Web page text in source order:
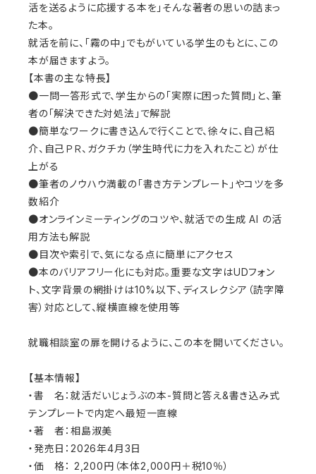
活を送るように応援する本を」そんな著者の思いの詰まっ
た本。
就活を前に、「霧の中」でもがいている学生のもとに、この
本が届きますよう。
【本書の主な特長】
●一問一答形式で、学生からの「実際に困った質問」と、筆
者の「解決できた対処法」で解説
●簡単なワークに書き込んで行くことで、徐々に、自己紹
介、自己ＰＲ、ガクチカ（学生時代に力を入れたこと）が仕
上がる
●筆者のノウハウ満載の「書き方テンプレート」やコツを多
数紹介
●オンラインミーティングのコツや、就活での生成 AI の活
用方法も解説
●目次や索引で、気になる点に簡単にアクセス
●本のバリアフリー化にも対応。重要な文字はUDフォン
ト、文字背景の網掛けは10%以下、ディスレクシア（読字障
害）対応として、縦横直線を使用等
就職相談室の扉を開けるように、この本を開いてください。
【基本情報】
・書 名：就活だいじょうぶの本-質問と答え&書き込み式
テンプレートで内定へ最短一直線
・著 者：相島淑美
・発売日：2026年4月3日
・価 格： 2,200円（本体2,000円＋税10％）